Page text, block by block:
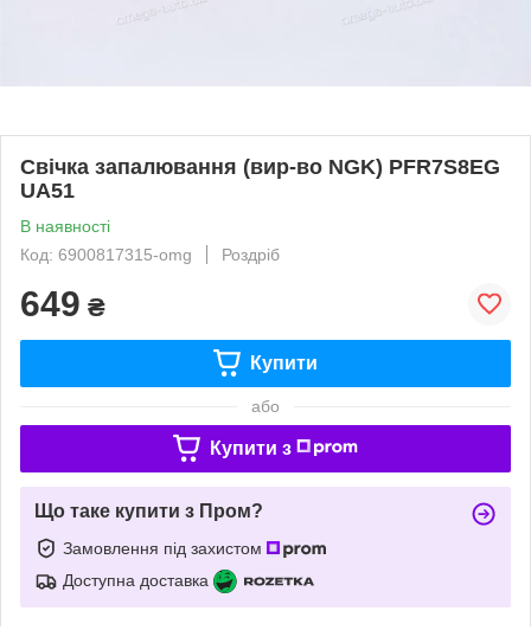
Свічка запалювання (вир-во NGK) PFR7S8EG
UA51
В наявності
Код: 6900817315-omg
Роздріб
649 ₴
Купити
або
Купити з
Що таке купити з Пром?
Замовлення під захистом
Доступна доставка